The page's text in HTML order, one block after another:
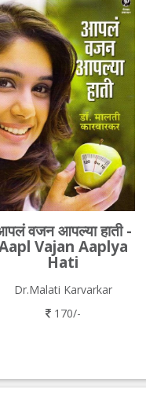
वजन आपल्या हाती -
Vajan Aaplya
Hati
Dr.Malati Karvarkar
170/-